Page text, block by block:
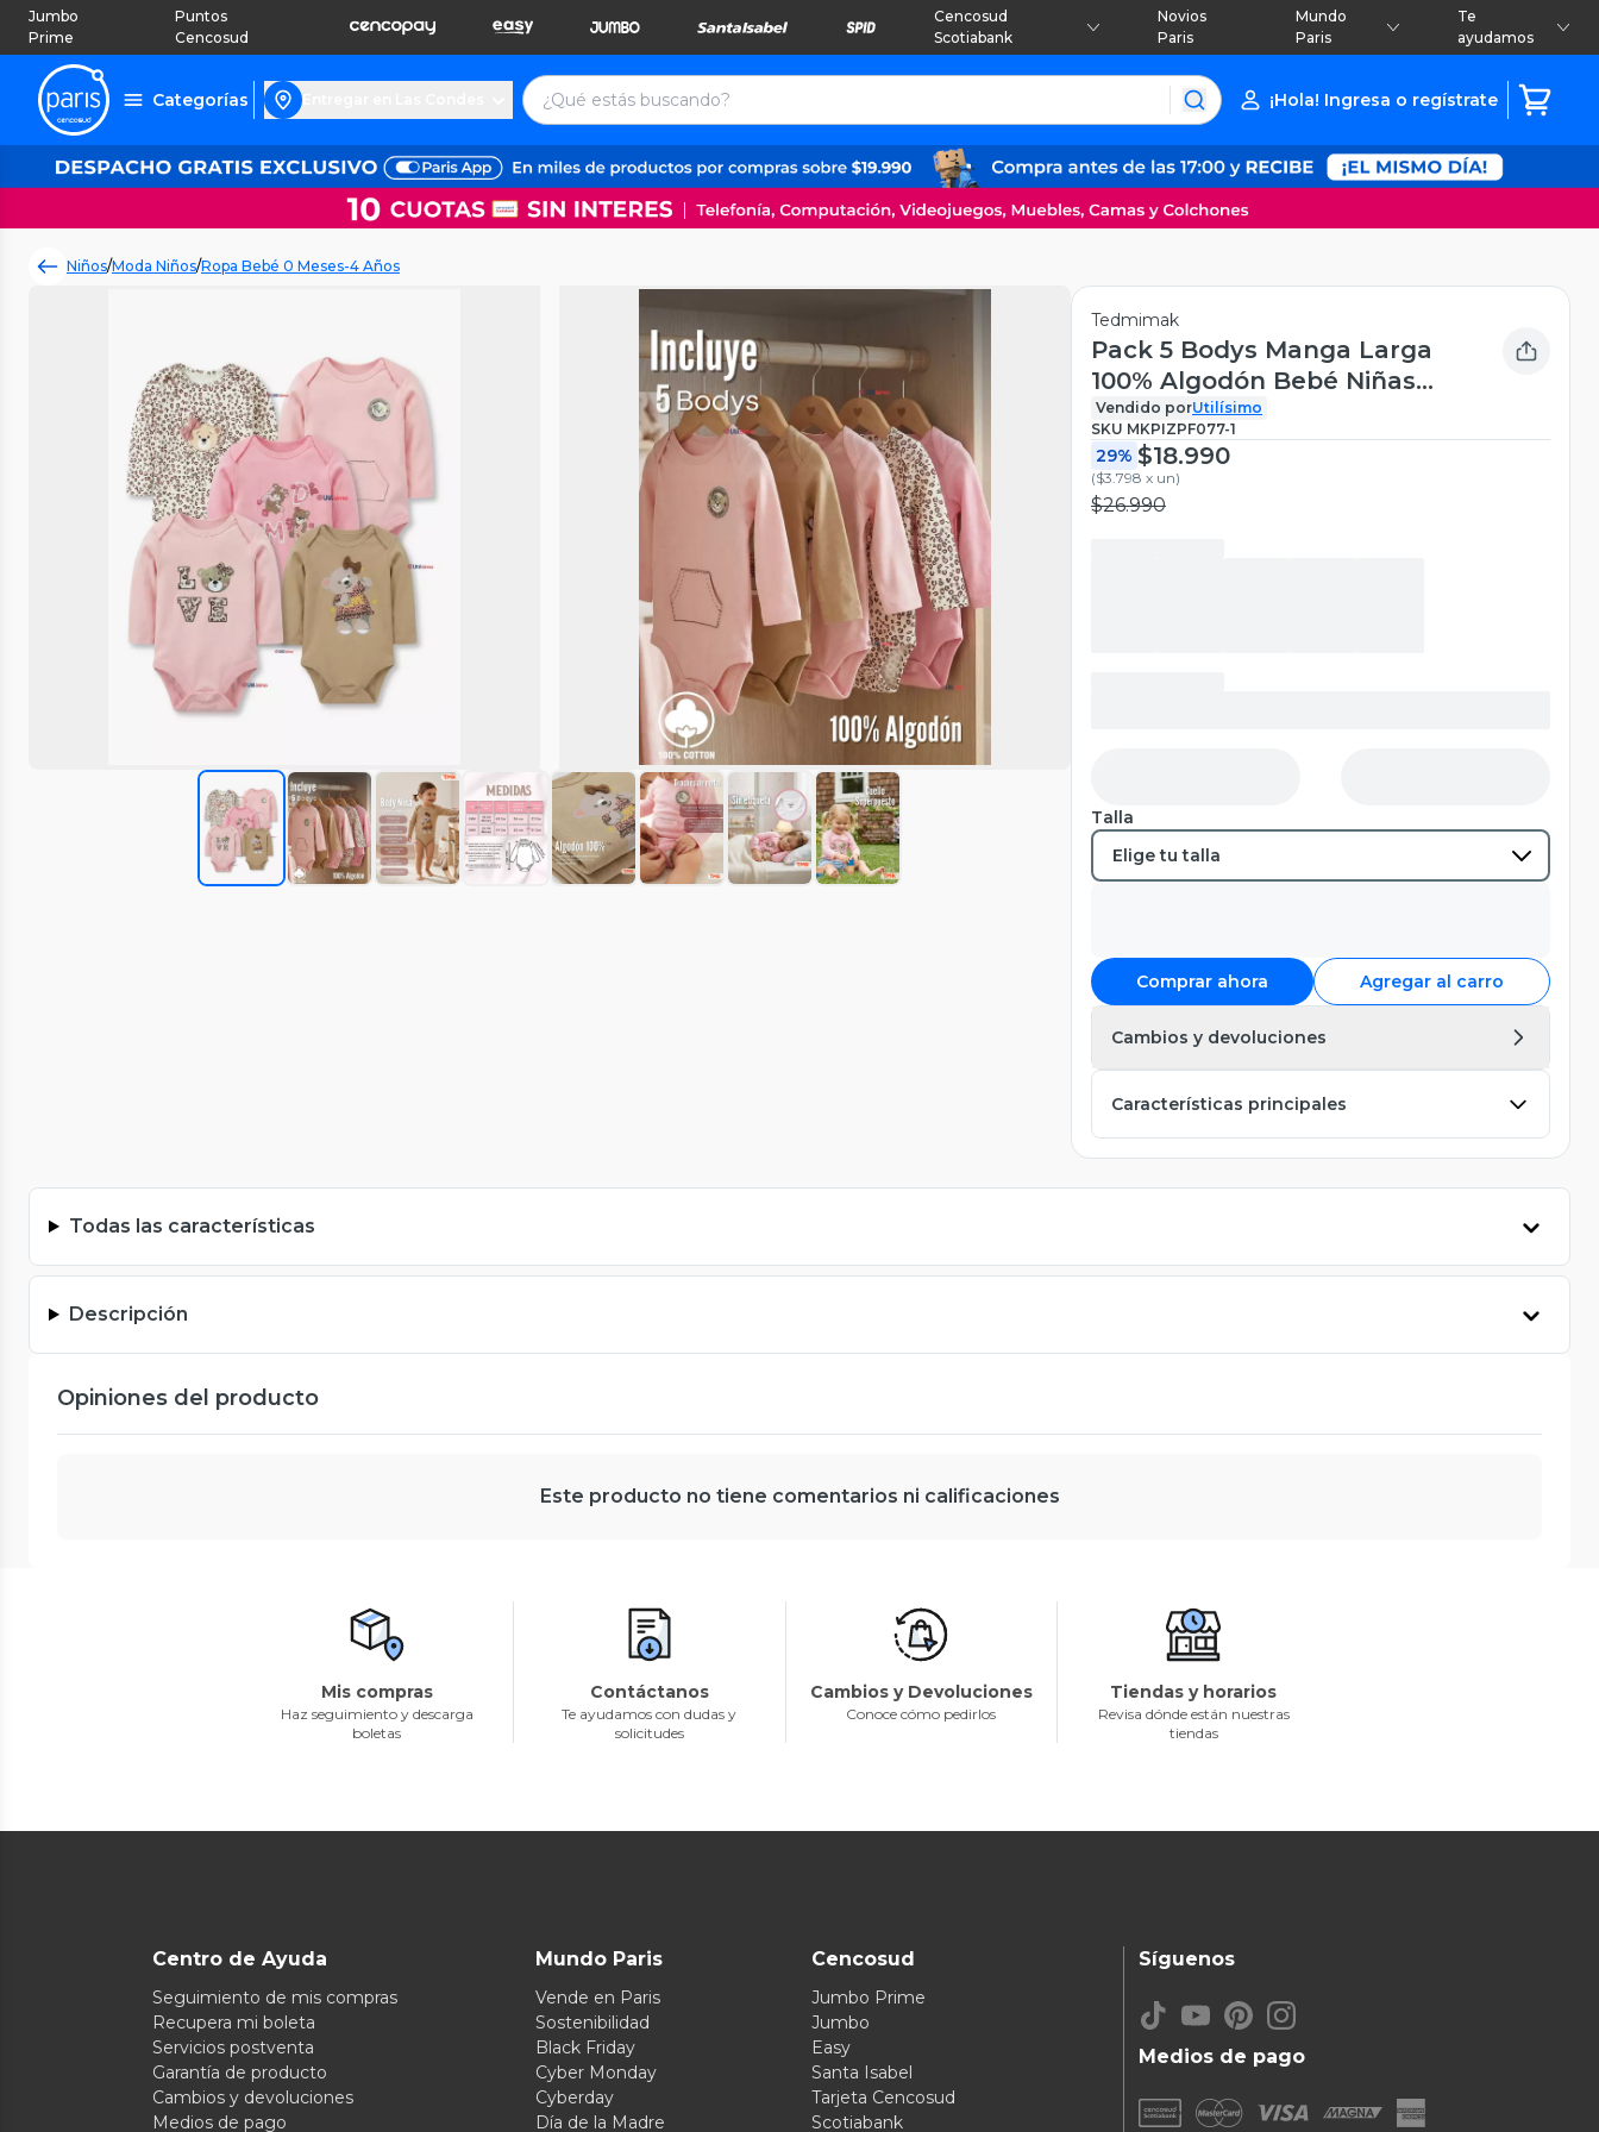
Jumbo
Prime
Puntos
Cencosud
Cencosud
Scotiabank
Novios
Paris
Mundo
Paris
Te
ayudamos
Categorías ¡Hola! Ingresa o regístrate
Niños/Moda Niños/Ropa Bebé 0 Meses-4 Años
Tedmimak
Pack 5 Bodys Manga Larga
100% Algodón Bebé Niñas
Sweet and Wild
Vendido porUtilísimo
SKU MKPIZPF077-1
29% $18.990
($3.798 x un)
$26.990
Talla
Comprar ahora Agregar al carro
Cambios y devoluciones
Características principales
Todas las características
Descripción
Opiniones del producto
Este producto no tiene comentarios ni calificaciones
Mis compras
Haz seguimiento y descarga
boletas
Contáctanos
Te ayudamos con dudas y
solicitudes
Cambios y Devoluciones
Conoce cómo pedirlos
Tiendas y horarios
Revisa dónde están nuestras
tiendas
Centro de Ayuda
Seguimiento de mis compras
Recupera mi boleta
Servicios postventa
Garantía de producto
Cambios y devoluciones
Medios de pago
Mundo Paris
Vende en Paris
Sostenibilidad
Black Friday
Cyber Monday
Cyberday
Día de la Madre
Cencosud
Jumbo Prime
Jumbo
Easy
Santa Isabel
Tarjeta Cencosud
Scotiabank
Medios de pago
Síguenos